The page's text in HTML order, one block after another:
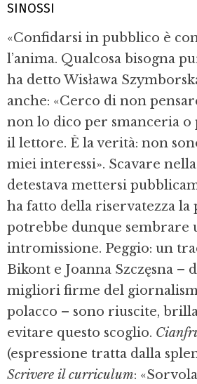
SINOSSI
«Confidarsi in pubblico è
l’anima. Qualcosa bisogna
ha detto Wisława
anche: «Cerco di non
non lo dico per smanceria
il lettore. È la verità: non
miei interessi». Scavare
detestava mettersi
ha fatto della riservatezza la
potrebbe dunque sembrare
intromissione. Peggio: un
Bikont e Joanna Szczęsna –
migliori firme del
polacco – sono riuscite,
evitare questo scoglio.
(espressione tratta dalla
Scrivere il curriculum: